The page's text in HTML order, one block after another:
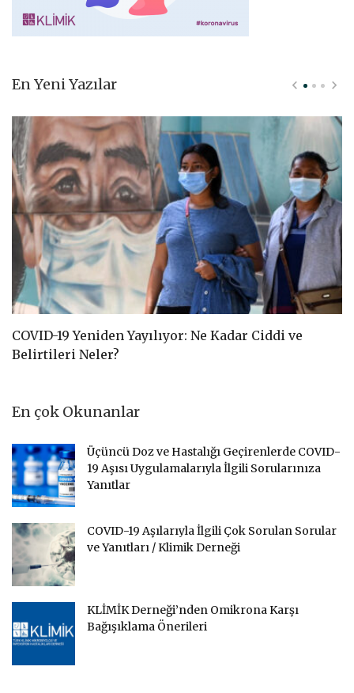
En Yeni Yazılar
COVID-19 Yeniden Yayılıyor: Ne Kadar Ciddi ve
Belirtileri Neler?
En çok Okunanlar
Üçüncü Doz ve Hastalığı Geçirenlerde COVID-
19 Aşısı Uygulamalarıyla İlgili Sorularınıza
Yanıtlar
COVID-19 Aşılarıyla İlgili Çok Sorulan Sorular
ve Yanıtları / Klimik Derneği
KLİMİK Derneği’nden Omikrona Karşı
Bağışıklama Önerileri